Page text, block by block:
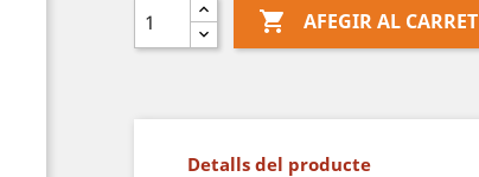
 AFEGIR AL CARRET
Detalls del producte